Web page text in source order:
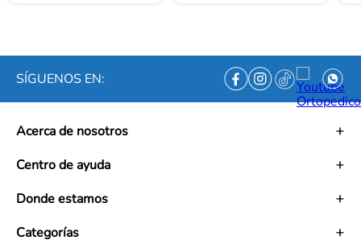
SÍGUENOS EN:
Acerca de nosotros
Misión
Trabaja con nosotros
Ética empresarial
Centro de ayuda
Políticas de tratamiento de datos personales
Donde estamos
Mapa de tiendas
Categorías